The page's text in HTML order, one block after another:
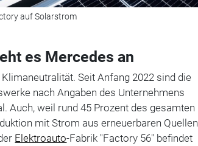
auf Solarstrom
es Mercedes an
Seit Anfang 2022 sind die
nach Angaben des Unternehmens
Auch, weil rund 45 Prozent des gesamten
mit Strom aus erneuerbaren Quellen
Elektroauto-Fabrik "Factory 56" befindet